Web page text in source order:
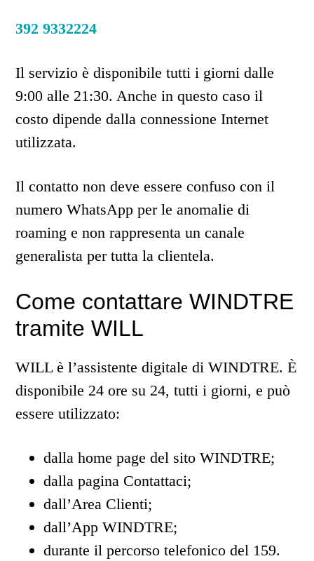
392 9332224
Il servizio è disponibile tutti i giorni dalle
9:00 alle 21:30. Anche in questo caso il
costo dipende dalla connessione Internet
utilizzata.
Il contatto non deve essere confuso con il
numero WhatsApp per le anomalie di
roaming e non rappresenta un canale
generalista per tutta la clientela.
Come contattare WINDTRE
tramite WILL
WILL è l’assistente digitale di WINDTRE. È
disponibile 24 ore su 24, tutti i giorni, e può
essere utilizzato:
dalla home page del sito WINDTRE;
dalla pagina Contattaci;
dall’Area Clienti;
dall’App WINDTRE;
durante il percorso telefonico del 159.